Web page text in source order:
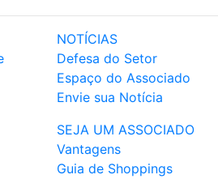
NOTÍCIAS
Defesa do Setor
Espaço do Associado
Envie sua Notícia
SEJA UM ASSOCIADO
Vantagens
Guia de Shoppings